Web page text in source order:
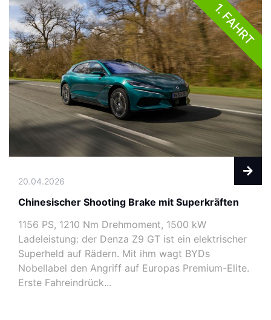
1. FAHRT
20.04.2026
Chinesischer Shooting Brake mit Superkräften
1156 PS, 1210 Nm Drehmoment, 1500 kW
Ladeleistung: der Denza Z9 GT ist ein elektrischer
Superheld auf Rädern. Mit ihm wagt BYDs
Nobellabel den Angriff auf Europas Premium-Elite.
Erste Fahreindrück...